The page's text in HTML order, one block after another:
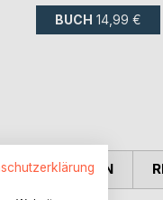
BUCH 14,99 €